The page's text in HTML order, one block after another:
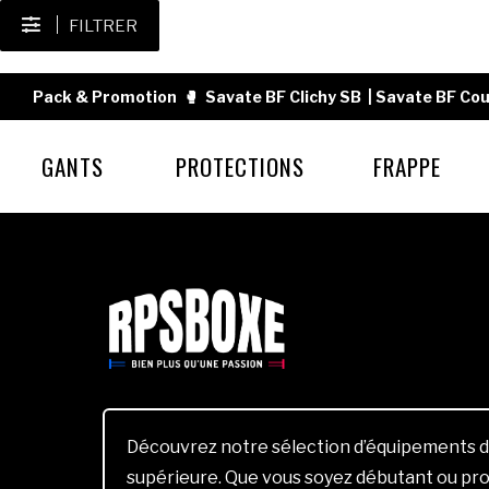
FILTRER
Pack & Promotion 🥊 Savate BF Clichy SB Savate BF
GANTS PROTECTIONS FRAPPE
Découvrez notre sélection d’équipements
supérieure. Que vous soyez débutant ou